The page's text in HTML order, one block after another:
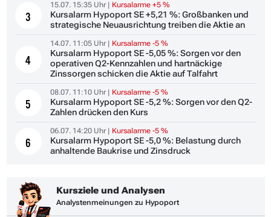
3
15.07. 15:35 Uhr | Kursalarme +5 %
Kursalarm Hypoport SE +5,21 %: Großbanken und
strategische Neuausrichtung treiben die Aktie an
4
14.07. 11:05 Uhr | Kursalarme -5 %
Kursalarm Hypoport SE -5,05 %: Sorgen vor den
operativen Q2-Kennzahlen und hartnäckige
Zinssorgen schicken die Aktie auf Talfahrt
5
08.07. 11:10 Uhr | Kursalarme -5 %
Kursalarm Hypoport SE -5,2 %: Sorgen vor den Q2-
Zahlen drücken den Kurs
6
06.07. 14:20 Uhr | Kursalarme -5 %
Kursalarm Hypoport SE -5,0 %: Belastung durch
anhaltende Baukrise und Zinsdruck
Kursziele und Analysen
Analystenmeinungen zu Hypoport